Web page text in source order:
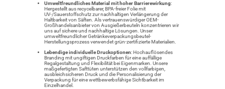
Umweltfreundliches Material mit hoher Barrierewirkung:
Hergestellt aus recycelbarer, BPA-freier Folie mit
UV-/Sauerstoffschutz zur nachhaltigen Verlängerung der
Haltbarkeit von Säften. Als vertrauenswürdiger OEM-
Großhandelsanbieter von Ausgießerbeuteln konzentrieren wir
uns auf sichere und nachhaltige Lösungen. Unser
umweltfreundlicher Getränkeverpackungsbeutel-
Herstellungsprozess verwendet grün-zertifizierte Materialien.
Lebendige individuelle Druckoptionen: Hochauflösendes
Branding mit ungiftigen Druckfarben für eine auffällige
Regalgestaltung und Flexibilität bei Eigenmarken. Unsere
maßgefertigten Safttüten unterstützen den vollfarbigen,
ausbleichsicheren Druck und die Personalisierung der
Verpackung für eine wettbewerbsfähige Sichtbarkeit im
Einzelhandel.